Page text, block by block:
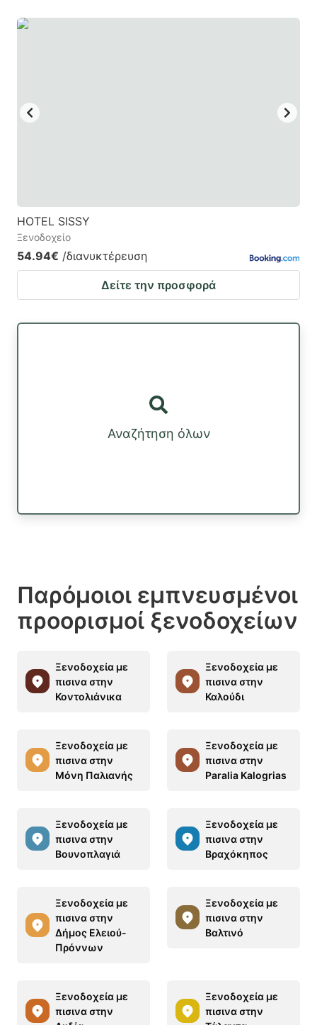
HOTEL SISSY
Ξενοδοχείο
54.94€ /διανυκτέρευση
Δείτε την προσφορά
Αναζήτηση όλων
Παρόμοιοι εμπνευσμένοι
προορισμοί ξενοδοχείων
Ξενοδοχεία με
πισινα στην
Κοντολιάνικα
Ξενοδοχεία με
πισινα στην
Καλούδι
Ξενοδοχεία με
πισινα στην
Μόνη Παλιανής
Ξενοδοχεία με
πισινα στην
Paralia Kalogrias
Ξενοδοχεία με
πισινα στην
Βουνοπλαγιά
Ξενοδοχεία με
πισινα στην
Βραχόκηπος
Ξενοδοχεία με
πισινα στην
Δήμος Ελειού-
Πρόννων
Ξενοδοχεία με
πισινα στην
Βαλτινό
Ξενοδοχεία με
πισινα στην
Ξενοδοχεία με
πισινα στην